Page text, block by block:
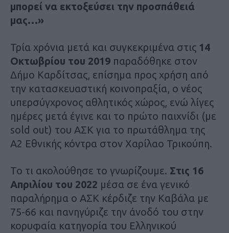
μπορεί να εκτοξεύσει την προσπάθειά
μας…»
Τρία χρόνια μετά και συγκεκριμένα στις 14
Οκτωβρίου του 2019 παραδόθηκε στον
Δήμο Καρδίτσας, επίσημα προς χρήση από
την κατασκευαστική κοινοπραξία, ο νέος
υπερσύγχρονος αθλητικός χώρος, ενώ λίγες
ημέρες μετά έγινε και το πρώτο παιχνίδι (με
sold out) του ΑΣΚ για το πρωτάθλημα της
Α2 Εθνικής κόντρα στον Χαρίλαο Τρικούπη.
Το τι ακολούθησε το γνωρίζουμε. Στις 16
Απριλίου του 2022 μέσα σε ένα γενικό
παραλήρημα ο ΑΣΚ κέρδιζε την Καβάλα με
75-66 και πανηγύριζε την άνοδό του στην
κορυφαία κατηγορία του Ελληνικού